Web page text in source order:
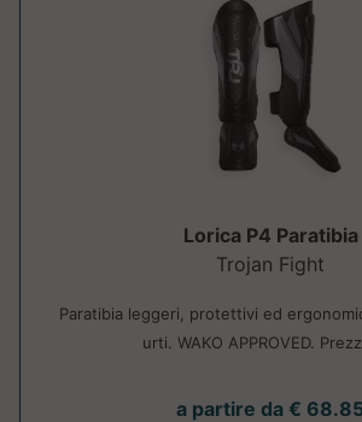
Lorica P4 Paratibia
Trojan Fight
Paratibia leggeri, protettivi ed
urti. WAKO APPROVED.
a partire da €